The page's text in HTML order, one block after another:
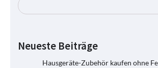
Neueste Beiträge
Hausgeräte-Zubehör kaufen ohne